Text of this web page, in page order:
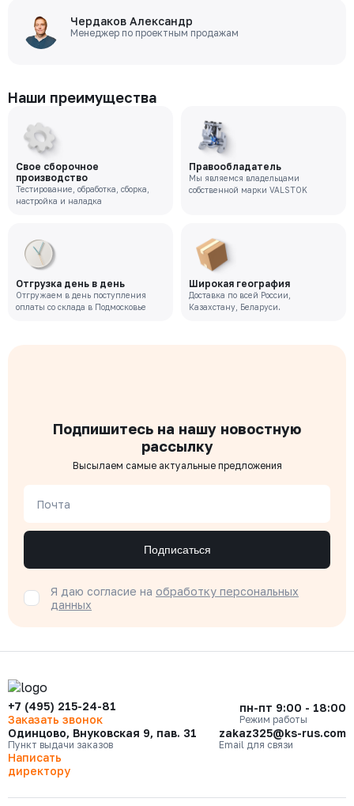
Чердаков Александр
Менеджер по проектным продажам
Наши преимущества
Свое сборочное
производство
Тестирование, обработка, сборка,
настройка и наладка
Правообладатель
Мы являемся владельцами
собственной марки VALSTOK
Отгрузка день в день
Отгружаем в день поступления
оплаты со склада в Подмосковье
Широкая география
Доставка по всей России,
Казахстану, Беларуси.
Подпишитесь на нашу новостную
рассылку
Высылаем самые актуальные предложения
Почта
Подписаться
Я даю согласие на обработку персональных
данных
+7 (495) 215-24-81
Заказать звонок
пн-пт 9:00 - 18:00
Режим работы
Одинцово, Внуковская 9, пав. 31
Пункт выдачи заказов
zakaz325@ks-rus.com
Email для связи
Написать
директору